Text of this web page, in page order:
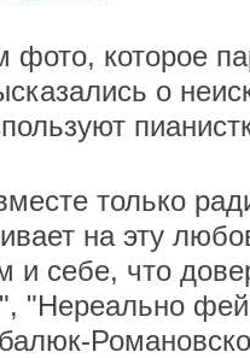
которое
о
только
на эту
и себе, что
"Нереально